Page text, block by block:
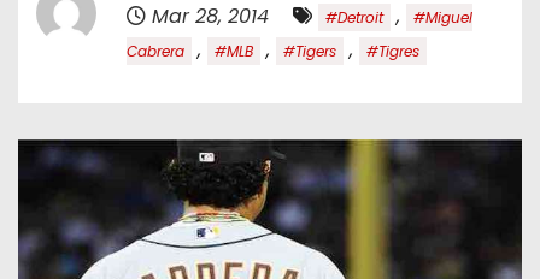
Mar 28, 2014 #Detroit ,
#Miguel
Cabrera
, #MLB , #Tigers , #Tigres